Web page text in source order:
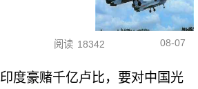
阅读 18342 08-07
印度豪赌千亿卢比，要对中国光